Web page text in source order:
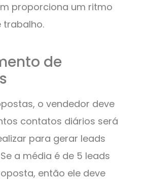
proporciona um ritmo
trabalho.
de
o vendedor deve
contatos diários será
para gerar leads
a média é de 5 leads
então ele deve